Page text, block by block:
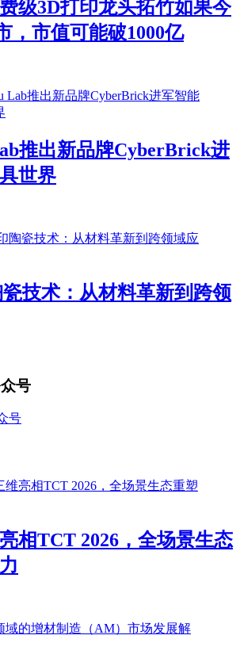
级3D打印龙头拓竹如果今
，市值可能破1000亿
推出新品牌CyberBrick进
世界
技术：从材料革新到跨领
号
相TCT 2026，全场景生态